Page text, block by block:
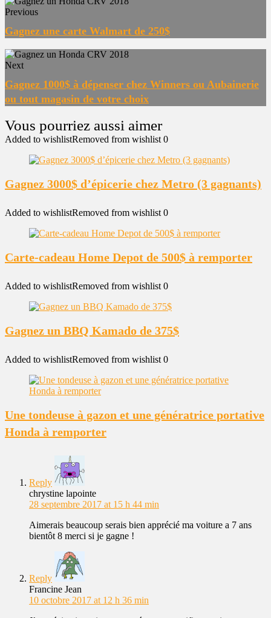
Previous
Gagnez une carte Walmart de 250$
Next
Gagnez 1000$ à dépenser chez Winners ou Aubainerie
ou tout magasin de votre choix
Added to wishlistRemoved from wishlist 0
Gagnez 3000$ d’épicerie chez Metro (3 gagnants)
Added to wishlistRemoved from wishlist 0
Carte-cadeau Home Depot de 500$ à remporter
Added to wishlistRemoved from wishlist 0
Gagnez un BBQ Kamado de 375$
Added to wishlistRemoved from wishlist 0
Une tondeuse à gazon et une génératrice portative
Honda à remporter
Reply
chrystine lapointe
28 septembre 2017 at 15 h 44 min
Aimerais beaucoup serais bien apprécié ma voiture a 7 ans
bientôt 8 merci si je gagne !
Reply
Francine Jean
10 octobre 2017 at 12 h 36 min